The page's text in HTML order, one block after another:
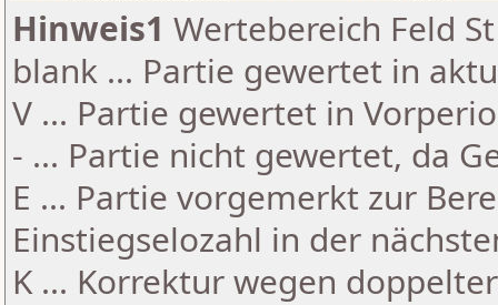
Hinweis1 Wertebereich Feld
blank ... Partie gewertet in
V ... Partie gewertet in
- ... Partie nicht gewertet, da
E ... Partie vorgemerkt zur
Einstiegselozahl in der
K ... Korrektur wegen